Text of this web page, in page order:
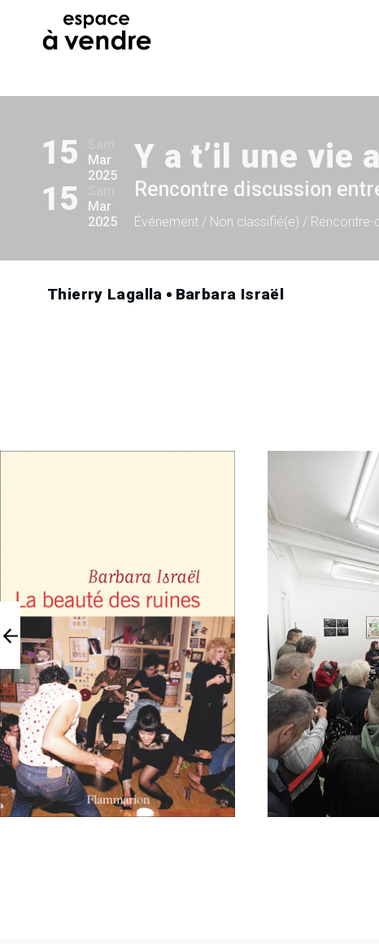
15
Mar
2025
15
Mar
2025
Y a t’il une vie
Rencontre discussion
Événement / Non classifié(e) / Rencontre-
Thierry Lagalla Barbara Israël